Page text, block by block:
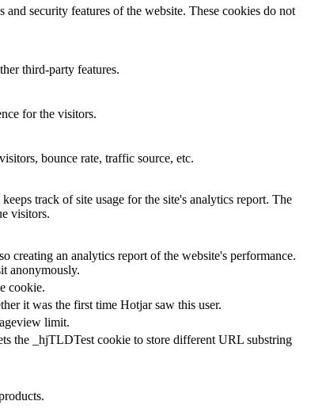
security features of the website. These cookies do not
third-party features.
for the visitors.
bounce rate, traffic source, etc.
track of site usage for the site's analytics report. The
visitors.
an analytics report of the website's performance.
anonymously.
cookie.
it was the first time Hotjar saw this user.
limit.
the _hjTLDTest cookie to store different URL substring